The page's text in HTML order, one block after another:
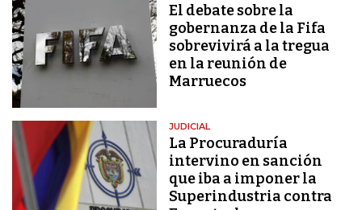
El debate sobre la
gobernanza de la Fifa
sobrevivirá a la tregua
en la reunión de
Marruecos
JUDICIAL
La Procuraduría
intervino en sanción
que iba a imponer la
Superindustria contra